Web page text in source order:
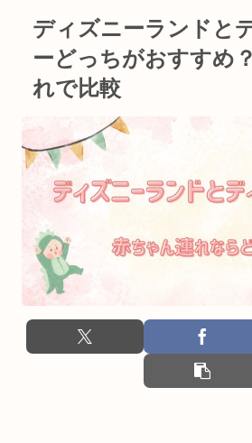
ディズニーランドと
ーどっちがおすすめ
れで比較